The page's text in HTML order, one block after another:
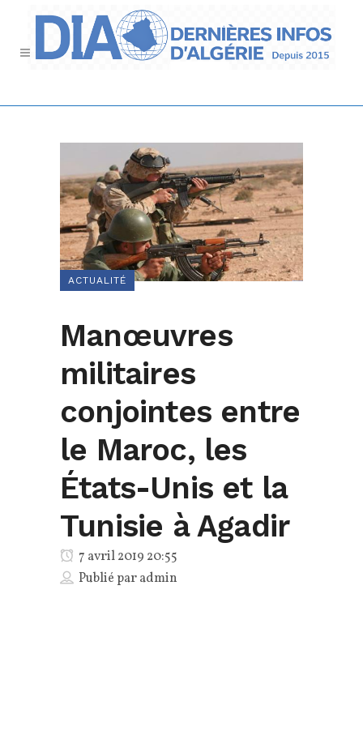
ACTUALITÉ
Manœuvres
militaires
conjointes entre
le Maroc, les
États-Unis et la
Tunisie à Agadir
7 avril 2019 20:55
Publié paradmin